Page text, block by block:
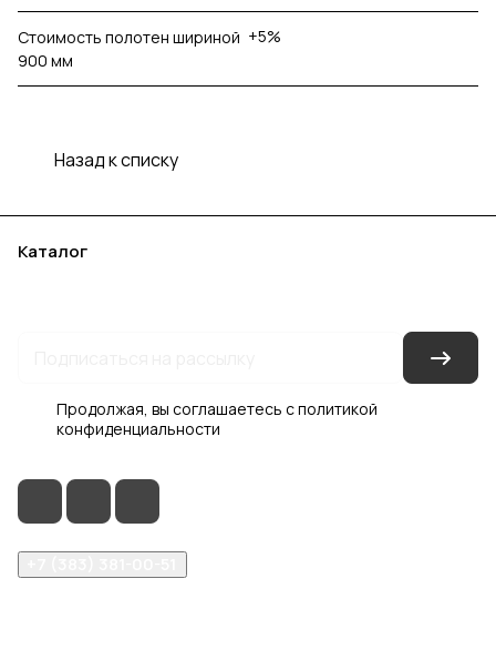
Стоимость полотен шириной
900 мм
+5%
Назад к списку
Каталог
Продолжая, вы соглашаетесь сполитикой
конфиденциальности